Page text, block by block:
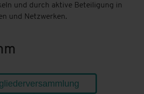
und durch aktive Beteiligung in
und Netzwerken.